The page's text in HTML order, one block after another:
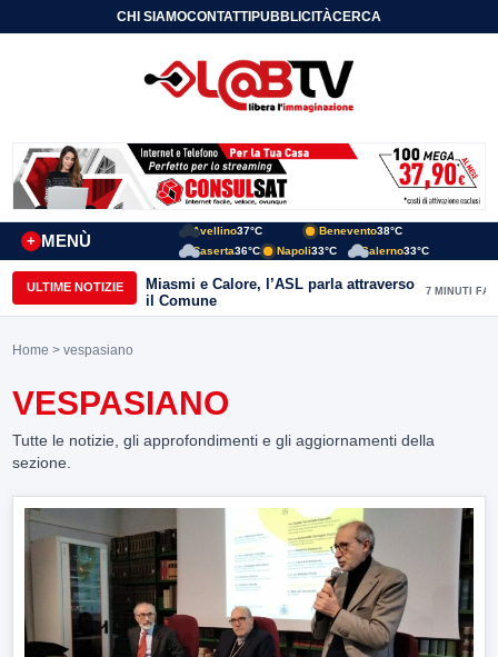
CHI SIAMOCONTATTIPUBBLICITÀCERCA
MENÙ
+
Avellino37°C Benevento38°C
Caserta36°C Napoli33°C Salerno33°C
ULTIME NOTIZIE
Miasmi e Calore, l’ASL parla attraverso
il Comune
7 MINUTI FA
Home > vespasiano
VESPASIANO
Tutte le notizie, gli approfondimenti e gli aggiornamenti della
sezione.